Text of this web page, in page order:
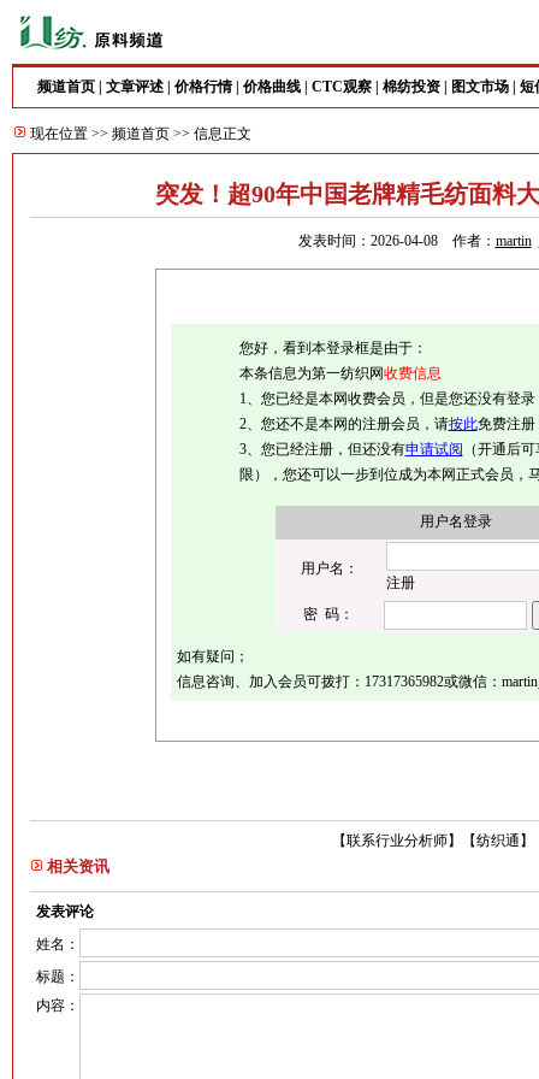
频道首页 文章评述 价格行情| 价格曲线 CTC观察 棉纺投资 图文市场 短
现在位置 >> 频道首页 >> 信息正文
突发！超90年中国老牌精毛纺面料
发表时间：2026-04-08 作者： martin
您好，看到本登录框是由于：
本条信息为第一纺织网收费信息
1、您已经是本网收费会员，但是您还没有登录
2、您还不是本网的注册会员，请按此免费注册
3、您已经注册，但还没有申请试阅 （开通后
限），您还可以一步到位成为本网正式会员，
用户名登录
用户名：
注册
密 码：
如有疑问；
信息咨询、加入会员可拨打：17317365982或微信：
【纺织通】
【联系行业分析师】
相关资讯
发表评论
姓名：
标题：
内容：